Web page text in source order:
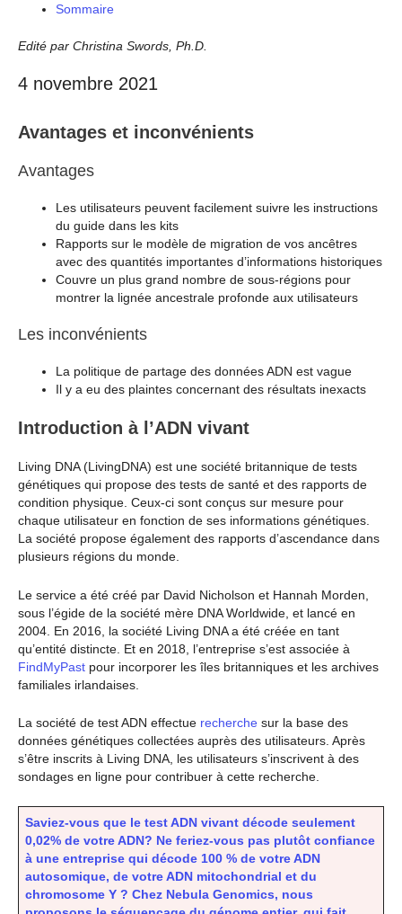
Sommaire
Edité par Christina Swords, Ph.D.
4 novembre 2021
Avantages et inconvénients
Avantages
Les utilisateurs peuvent facilement suivre les instructions
du guide dans les kits
Rapports sur le modèle de migration de vos ancêtres
avec des quantités importantes d’informations historiques
Couvre un plus grand nombre de sous-régions pour
montrer la lignée ancestrale profonde aux utilisateurs
Les inconvénients
La politique de partage des données ADN est vague
Il y a eu des plaintes concernant des résultats inexacts
Introduction à l’ADN vivant
Living DNA (LivingDNA) est une société britannique de tests
génétiques qui propose des tests de santé et des rapports de
condition physique. Ceux-ci sont conçus sur mesure pour
chaque utilisateur en fonction de ses informations génétiques.
La société propose également des rapports d’ascendance dans
plusieurs régions du monde.
Le service a été créé par David Nicholson et Hannah Morden,
sous l’égide de la société mère DNA Worldwide, et lancé en
2004. En 2016, la société Living DNA a été créée en tant
qu’entité distincte. Et en 2018, l’entreprise s’est associée à
FindMyPast pour incorporer les îles britanniques et les archives
familiales irlandaises.
La société de test ADN effectue recherche sur la base des
données génétiques collectées auprès des utilisateurs. Après
s’être inscrits à Living DNA, les utilisateurs s’inscrivent à des
sondages en ligne pour contribuer à cette recherche.
Saviez-vous que le test ADN vivant décode seulement
0,02% de votre ADN? Ne feriez-vous pas plutôt confiance
à une entreprise qui décode 100 % de votre ADN
autosomique, de votre ADN mitochondrial et du
chromosome Y ? Chez Nebula Genomics, nous